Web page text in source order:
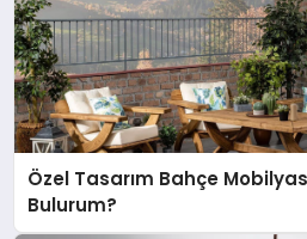
Özel Tasarım Bahçe
Bulurum?